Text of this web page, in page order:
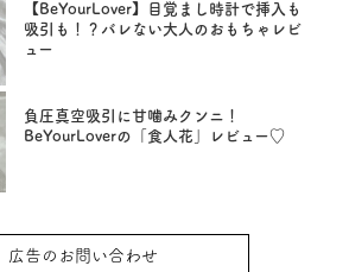
【BeYourLover】目覚まし時計で挿入も
吸引も！？バレない大人のおもちゃレビ
ュー
負圧真空吸引に甘噛みクンニ！
BeYourLoverの「食人花」レビュー♡
広告のお問い合わせ